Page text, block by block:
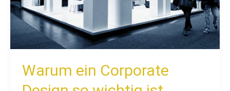
Warum ein Corporate